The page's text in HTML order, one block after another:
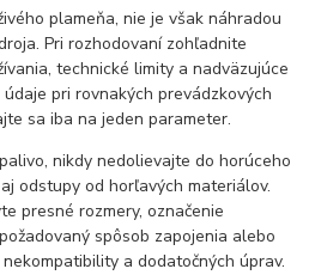
plameňa, nie je však náhradou
Pri rozhodovaní zohľadnite
technické limity a nadväzujúce
pri rovnakých prevádzkových
sa iba na jeden parameter.
nikdy nedolievajte do horúceho
odstupy od horľavých materiálov.
presné rozmery, označenie
spôsob zapojenia alebo
a dodatočných úprav.